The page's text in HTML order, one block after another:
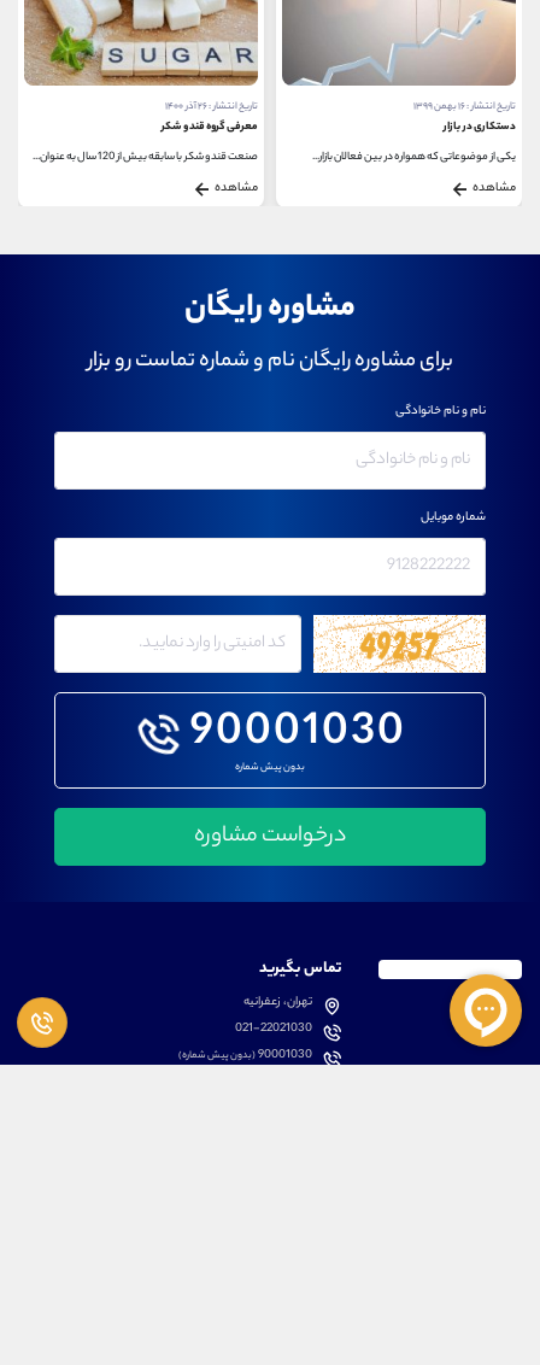
تاریخ انتشار : ۲۶ آذر ۱۴۰۰
معرفی گروه قند و شکر
صنعت قند و شکر با سابقه بیش از 120 سال به عنوان...
مشاهده
تاریخ انتشار : ۱۵ دی ۱۳۹۹
سبد سهام متنوع و کم ریسک
برای کسب یک سود قابل قبول در بازار بورس و همچنین...
مشاهده
مشاوره رایگان
برای مشاوره رایگان نام و شماره تماست رو بزار
90001030
بدون پیش شماره
نام و نام خانوادگی
شماره موبایل
تماس بگیرید
تهران، زعفرانیه
021-22021030
90001030(بدون پیش شماره)